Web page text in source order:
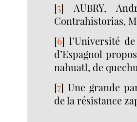
[5] AUBRY,
Contrahistorias,
[6] l’Université
d’Espagnol
nahuatl, de
[7]Une grande
de la résistance